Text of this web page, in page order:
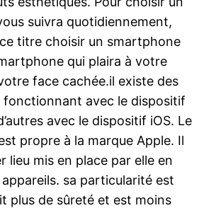
suivra quotidiennement,
titre choisir un smartphone
qui plaira à votre
face cachée.il existe des
fonctionnant avec le dispositif
avec le dispositif iOS. Le
propre à la marque Apple. Il
lieu mis en place par elle en
sa particularité est
plus de sûreté et est moins